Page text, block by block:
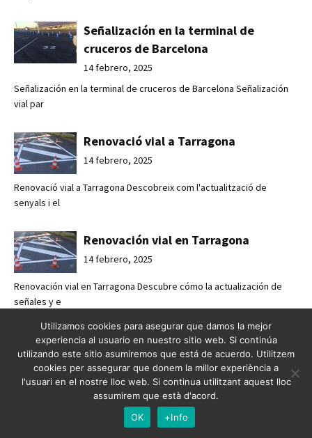
Señalización en la terminal de
cruceros de Barcelona
14 febrero, 2025
Señalización en la terminal de cruceros de Barcelona Señalización
vial par
Renovació vial a Tarragona
14 febrero, 2025
Renovació vial a Tarragona Descobreix com l'actualització de
senyals i el
Renovación vial en Tarragona
14 febrero, 2025
Renovación vial en Tarragona Descubre cómo la actualización de
señales y e
Passos de vianants a Olot
14 febrero, 2025
Passos de vianants a Olot Pintat de passos de vianants per a una
Utilizamos cookies para asegurar que damos la mejor
experiencia al usuario en nuestro sitio web. Si continúa
utilizando este sitio asumiremos que está de acuerdo. Utilitzem
cookies per assegurar que donem la millor experiència a
l'usuari en el nostre lloc web. Si continua utilitzant aquest lloc
assumirem que està d'acord.
OK
+Info